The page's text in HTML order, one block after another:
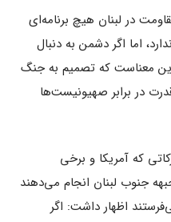
در لبنان هیچ برنامه‌ای
اما اگر دشمن به دنبال
این معناست که تصمیم به جنگ
در برابر صهیونیست‌ها
که آمریکا و برخی
جنوب لبنان انجام می‌دهند
اظهار داشت: اگر